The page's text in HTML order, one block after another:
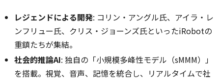
レジェンドによる開発: コリン・アングル氏、アイラ・レ
ンフリュー氏、クリス・ジョーンズ氏といったiRobotの
重鎮たちが集結。
社会的推論AI: 独自の「小規模多峰性モデル（sMMM）」
を搭載。視覚、音声、記憶を統合し、リアルタイムで社